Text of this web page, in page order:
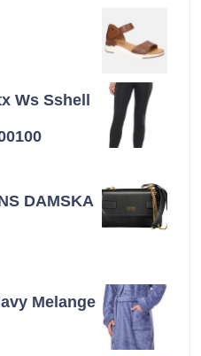
Ws Sshell
DAMSKA
Melange